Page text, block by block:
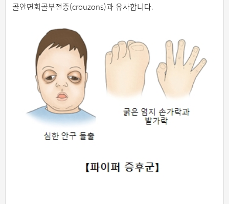
골안면회골부전증(crouzons)과 유사합니다.